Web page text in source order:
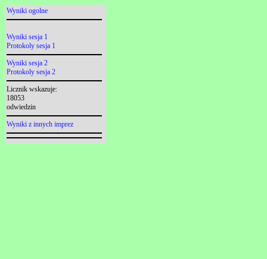
Wyniki ogolne
Wyniki sesja 1
Protokoly sesja 1
Wyniki sesja 2
Protokoly sesja 2
Licznik wskazuje:
18053
odwiedzin
Wyniki z innych imprez